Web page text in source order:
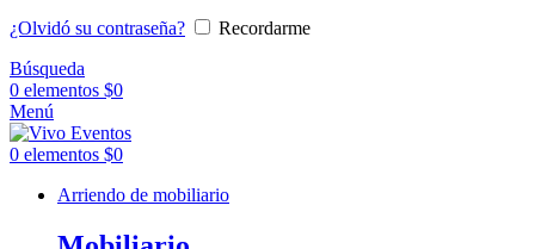
¿Olvidó su contraseña?
Recordarme
Búsqueda
0 elementos $0
Menú
0 elementos $0
Arriendo de mobiliario